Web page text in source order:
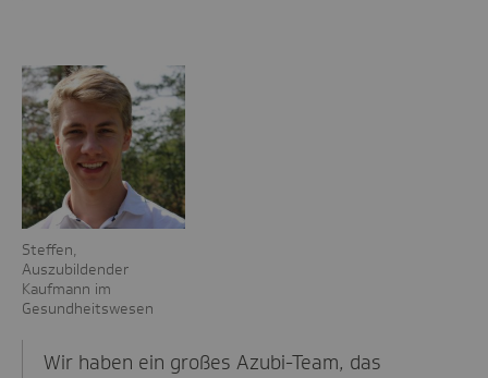
Steffen,
Auszubildender
Kaufmann im
Gesundheitswesen
Wir haben ein großes Azubi-Team, das